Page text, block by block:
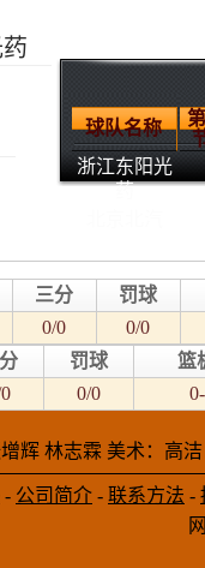
球队名称
浙江东阳光
药
三分
罚球
0/0
0/0
罚球
篮
0/0
辉 林志霖 美术：高
- 公司简介 - 联系方法 -